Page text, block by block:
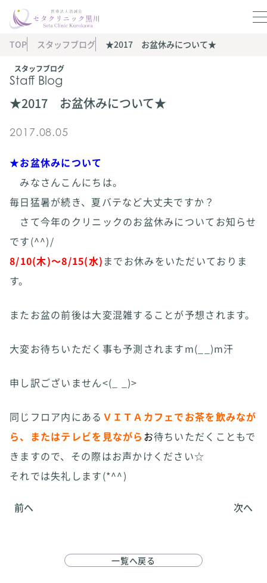
スタッフブログ
Staff Blog
TOP スタッフブログ ★2017 お盆休みについて★
★2017 お盆休みについて★
2017.08.05
★お盆休みについて
みなさんこんにちは。
毎日猛暑が続き、夏バテなど大丈夫ですか？
さて今年のクリニックのお盆休みについてお知らせ
です(^^)/
8/10(木)～8/15(水) までお休みをいただいておりま
す。
またお盆の前後は大変混雑することが予想されます。
大変お待ちいただく事も予測されますm(__)m汗
申し訳ございません<(_ _)>
同じフロア内にある ＶＩＴＡカフェでお茶を飲みなが
ら、またはテレビを見ながら お待ちいただくこともで
きますので、その際はお声かけください☆
それでは失礼します(*^^)
前へ 次へ
一覧へ戻る